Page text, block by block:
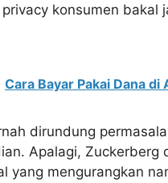
konsumen bakal
Cara Bayar Pakai Dana
dirundung
Apalagi,
yang mengurangkan